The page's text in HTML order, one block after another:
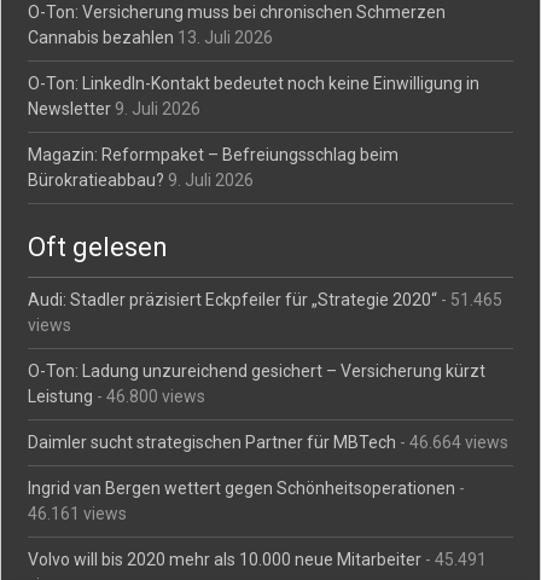
O-Ton: Versicherung muss bei chronischen Schmerzen
Cannabis bezahlen 13. Juli 2026
O-Ton: LinkedIn-Kontakt bedeutet noch keine Einwilligung in
Newsletter 9. Juli 2026
Magazin: Reformpaket – Befreiungsschlag beim
Bürokratieabbau? 9. Juli 2026
Oft gelesen
Audi: Stadler präzisiert Eckpfeiler für „Strategie 2020“ - 51.465
views
O-Ton: Ladung unzureichend gesichert – Versicherung kürzt
Leistung - 46.800 views
Daimler sucht strategischen Partner für MBTech - 46.664 views
Ingrid van Bergen wettert gegen Schönheitsoperationen -
46.161 views
Volvo will bis 2020 mehr als 10.000 neue Mitarbeiter - 45.491